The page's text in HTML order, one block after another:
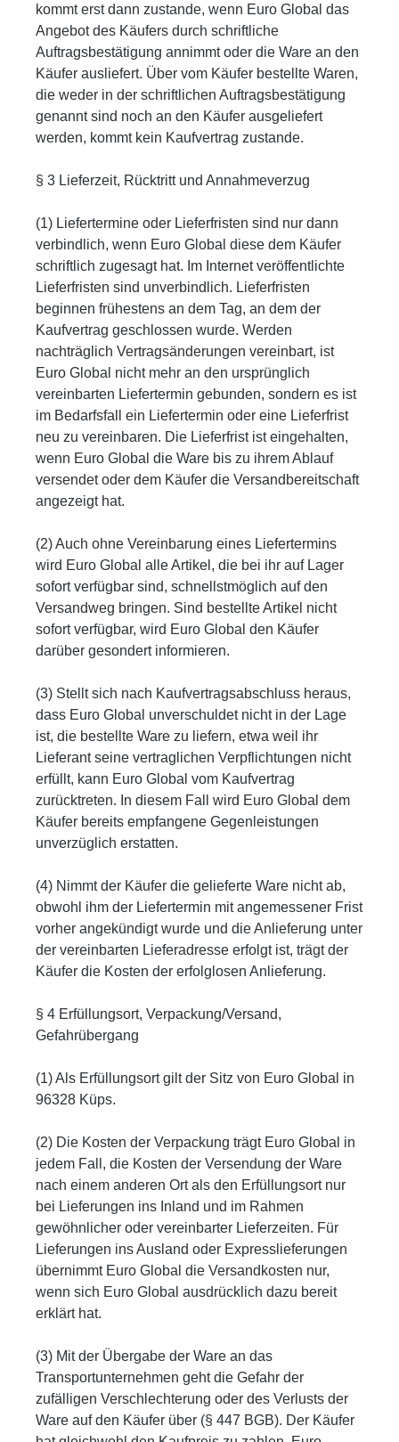
kommt erst dann zustande, wenn Euro Global das
Angebot des Käufers durch schriftliche
Auftragsbestätigung annimmt oder die Ware an den
Käufer ausliefert. Über vom Käufer bestellte Waren,
die weder in der schriftlichen Auftragsbestätigung
genannt sind noch an den Käufer ausgeliefert
werden, kommt kein Kaufvertrag zustande.
§ 3 Lieferzeit, Rücktritt und Annahmeverzug
(1) Liefertermine oder Lieferfristen sind nur dann
verbindlich, wenn Euro Global diese dem Käufer
schriftlich zugesagt hat. Im Internet veröffentlichte
Lieferfristen sind unverbindlich. Lieferfristen
beginnen frühestens an dem Tag, an dem der
Kaufvertrag geschlossen wurde. Werden
nachträglich Vertragsänderungen vereinbart, ist
Euro Global nicht mehr an den ursprünglich
vereinbarten Liefertermin gebunden, sondern es ist
im Bedarfsfall ein Liefertermin oder eine Lieferfrist
neu zu vereinbaren. Die Lieferfrist ist eingehalten,
wenn Euro Global die Ware bis zu ihrem Ablauf
versendet oder dem Käufer die Versandbereitschaft
angezeigt hat.
(2) Auch ohne Vereinbarung eines Liefertermins
wird Euro Global alle Artikel, die bei ihr auf Lager
sofort verfügbar sind, schnellstmöglich auf den
Versandweg bringen. Sind bestellte Artikel nicht
sofort verfügbar, wird Euro Global den Käufer
darüber gesondert informieren.
(3) Stellt sich nach Kaufvertragsabschluss heraus,
dass Euro Global unverschuldet nicht in der Lage
ist, die bestellte Ware zu liefern, etwa weil ihr
Lieferant seine vertraglichen Verpflichtungen nicht
erfüllt, kann Euro Global vom Kaufvertrag
zurücktreten. In diesem Fall wird Euro Global dem
Käufer bereits empfangene Gegenleistungen
unverzüglich erstatten.
(4) Nimmt der Käufer die gelieferte Ware nicht ab,
obwohl ihm der Liefertermin mit angemessener Frist
vorher angekündigt wurde und die Anlieferung unter
der vereinbarten Lieferadresse erfolgt ist, trägt der
Käufer die Kosten der erfolglosen Anlieferung.
§ 4 Erfüllungsort, Verpackung/Versand,
Gefahrübergang
(1) Als Erfüllungsort gilt der Sitz von Euro Global in
96328 Küps.
(2) Die Kosten der Verpackung trägt Euro Global in
jedem Fall, die Kosten der Versendung der Ware
nach einem anderen Ort als den Erfüllungsort nur
bei Lieferungen ins Inland und im Rahmen
gewöhnlicher oder vereinbarter Lieferzeiten. Für
Lieferungen ins Ausland oder Expresslieferungen
übernimmt Euro Global die Versandkosten nur,
wenn sich Euro Global ausdrücklich dazu bereit
erklärt hat.
(3) Mit der Übergabe der Ware an das
Transportunternehmen geht die Gefahr der
zufälligen Verschlechterung oder des Verlusts der
Ware auf den Käufer über (§ 447 BGB). Der Käufer